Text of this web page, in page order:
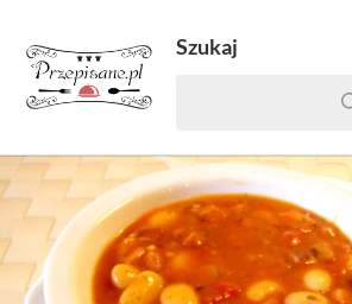
Szukaj